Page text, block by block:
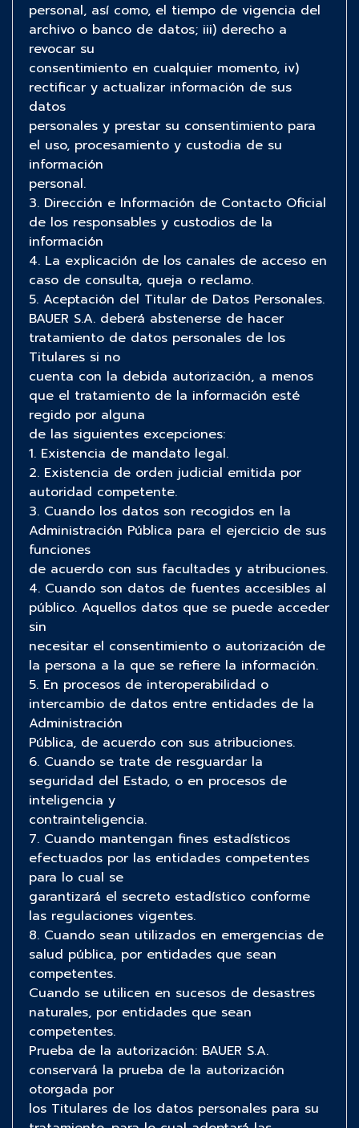
personal, así como, el tiempo de vigencia del
archivo o banco de datos; iii) derecho a
revocar su
consentimiento en cualquier momento, iv)
rectificar y actualizar información de sus
datos
personales y prestar su consentimiento para
el uso, procesamiento y custodia de su
información
personal.
3. Dirección e Información de Contacto Oficial
de los responsables y custodios de la
información
4. La explicación de los canales de acceso en
caso de consulta, queja o reclamo.
5. Aceptación del Titular de Datos Personales.
BAUER S.A. deberá abstenerse de hacer
tratamiento de datos personales de los
Titulares si no
cuenta con la debida autorización, a menos
que el tratamiento de la información esté
regido por alguna
de las siguientes excepciones:
1. Existencia de mandato legal.
2. Existencia de orden judicial emitida por
autoridad competente.
3. Cuando los datos son recogidos en la
Administración Pública para el ejercicio de sus
funciones
de acuerdo con sus facultades y atribuciones.
4. Cuando son datos de fuentes accesibles al
público. Aquellos datos que se puede acceder
sin
necesitar el consentimiento o autorización de
la persona a la que se refiere la información.
5. En procesos de interoperabilidad o
intercambio de datos entre entidades de la
Administración
Pública, de acuerdo con sus atribuciones.
6. Cuando se trate de resguardar la
seguridad del Estado, o en procesos de
inteligencia y
contrainteligencia.
7. Cuando mantengan fines estadísticos
efectuados por las entidades competentes
para lo cual se
garantizará el secreto estadístico conforme
las regulaciones vigentes.
8. Cuando sean utilizados en emergencias de
salud pública, por entidades que sean
competentes.
Cuando se utilicen en sucesos de desastres
naturales, por entidades que sean
competentes.
Prueba de la autorización: BAUER S.A.
conservará la prueba de la autorización
otorgada por
los Titulares de los datos personales para su